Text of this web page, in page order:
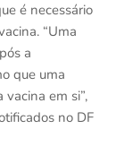
é necessário
“Uma
a
que uma
em si”,
no DF